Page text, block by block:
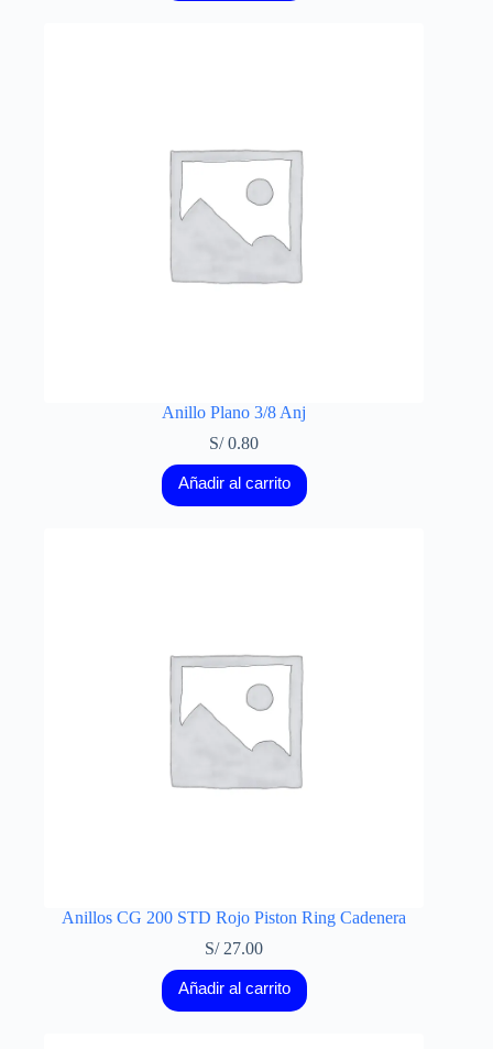
Anillo Plano 3/8 Anj
S/0.80
Añadir al carrito
Anillos CG 200 STD Rojo Piston Ring Cadenera
S/27.00
Añadir al carrito